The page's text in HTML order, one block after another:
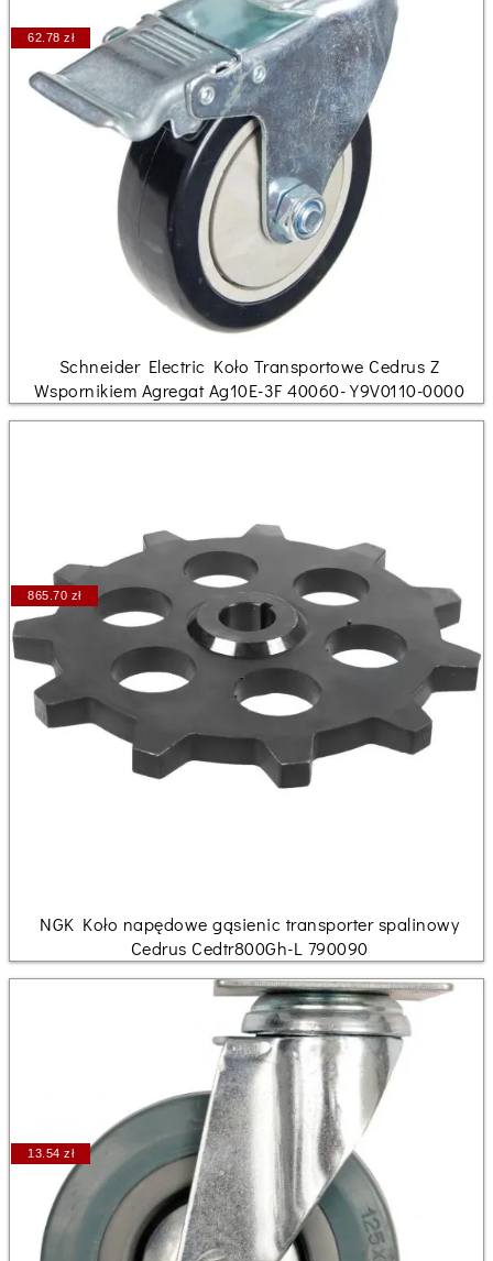
62.78 zł
Schneider Electric Koło Transportowe Cedrus Z
Wspornikiem Agregat Ag10E-3F 40060-Y9V0110-0000
865.70 zł
NGK Koło napędowe gąsienic transporter spalinowy
Cedrus Cedtr800Gh-L 790090
13.54 zł